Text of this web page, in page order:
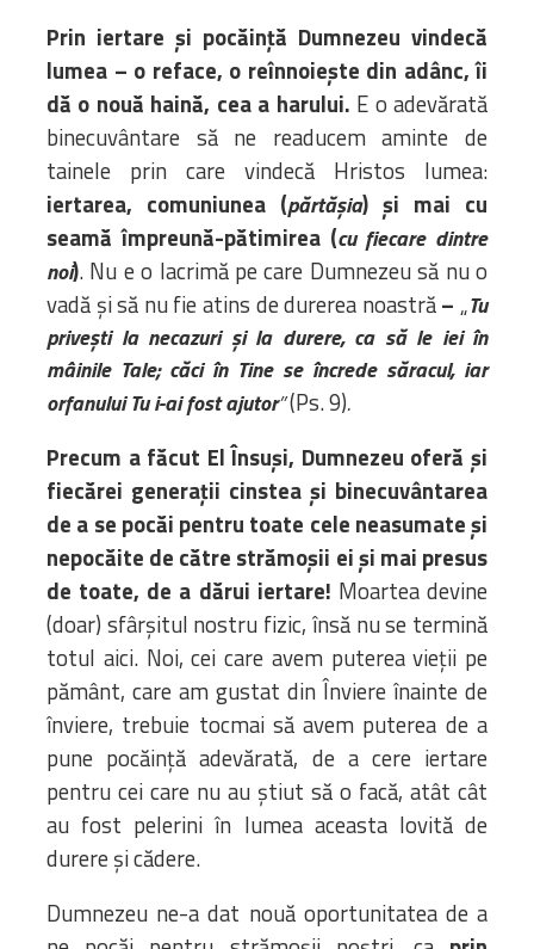
Prin iertare și pocăință Dumnezeu vindecă
lumea – o reface, o reînnoiește din adânc, îi
dă o nouă haină, cea a harului. E o adevărată
binecuvântare să ne readucem aminte de
tainele prin care vindecă Hristos lumea:
iertarea, comuniunea (părtășia) și mai cu
seamă împreună-pătimirea (cu fiecare dintre
noi). Nu e o lacrimă pe care Dumnezeu să nu o
vadă și să nu fie atins de durerea noastră–„Tu
privești la necazuri şi la durere, ca să le iei în
mâinile Tale; căci în Tine se încrede săracul, iar
orfanului Tu i-ai fost ajutor”(Ps. 9).
Precum a făcut El Însuși, Dumnezeu oferă și
fiecărei generații cinstea și binecuvântarea
de a se pocăi pentru toate cele neasumate și
nepocăite de către strămoșii ei și mai presus
de toate, de a dărui iertare! Moartea devine
(doar) sfârșitul nostru fizic, însă nu se termină
totul aici. Noi, cei care avem puterea vieții pe
pământ, care am gustat din Înviere înainte de
înviere, trebuie tocmai să avem puterea de a
pune pocăință adevărată, de a cere iertare
pentru cei care nu au știut să o facă, atât cât
au fost pelerini în lumea aceasta lovită de
durere și cădere.
Dumnezeu ne-a dat nouă oportunitatea de a